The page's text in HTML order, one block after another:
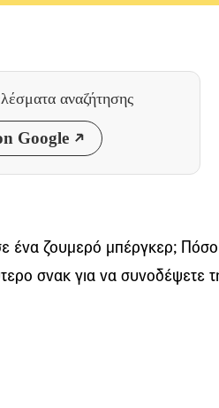
αναζήτησης
Google
ένα ζουμερό μπέργκερ;
σνακ για να συνοδέψετε